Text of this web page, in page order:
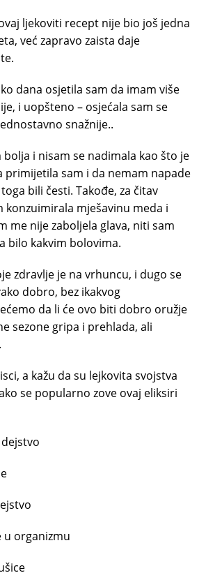
ljekoviti recept nije bio još jedna
već zapravo zaista daje
dana osjetila sam da imam više
i uopšteno – osjećala sam se
snažnije..
bolja i nisam se nadimala kao što je
primijetila sam i da nemam napade
bili česti. Takođe, za čitav
konzuimirala mješavinu meda i
me nije zaboljela glava, niti sam
bilo kakvim bolovima.
zdravlje je na vrhuncu, i dugo se
dobro, bez ikakvog
da li će ovo biti dobro oružje
sezone gripa i prehlada, ali
a kažu da su lejkovita svojstva
se popularno zove ovaj eliksiri
u organizmu